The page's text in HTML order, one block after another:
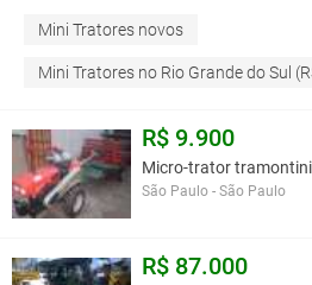
Mini Tratores novos
Mini Tratores no Rio Grande do Sul
R$ 9.900
Micro-trator
São Paulo - São Paulo
R$ 87.000